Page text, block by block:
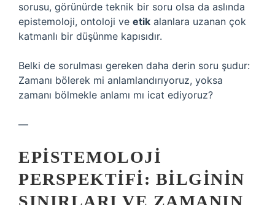
sorusu, görünürde teknik bir soru olsa da aslında
epistemoloji, ontoloji ve etik alanlara uzanan çok
katmanlı bir düşünme kapısıdır.
Belki de sorulması gereken daha derin soru şudur:
Zamanı bölerek mi anlamlandırıyoruz, yoksa
zamanı bölmekle anlamı mı icat ediyoruz?
—
EPISTEMOLOJI
PERSPEKTIFI: BILGININ
SINIRLARI VE ZAMANIN